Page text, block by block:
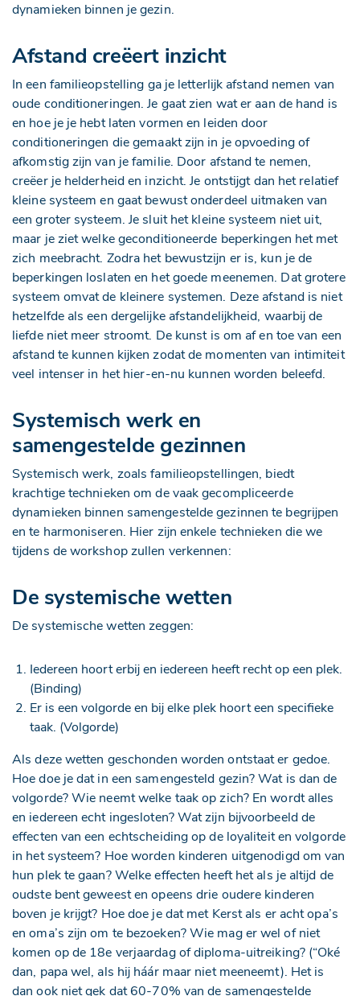
dynamieken binnen je gezin.
Afstand creëert inzicht
In een familieopstelling ga je letterlijk afstand nemen van
oude conditioneringen. Je gaat zien wat er aan de hand is
en hoe je je hebt laten vormen en leiden door
conditioneringen die gemaakt zijn in je opvoeding of
afkomstig zijn van je familie. Door afstand te nemen,
creëer je helderheid en inzicht. Je ontstijgt dan het relatief
kleine systeem en gaat bewust onderdeel uitmaken van
een groter systeem. Je sluit het kleine systeem niet uit,
maar je ziet welke geconditioneerde beperkingen het met
zich meebracht. Zodra het bewustzijn er is, kun je de
beperkingen loslaten en het goede meenemen. Dat grotere
systeem omvat de kleinere systemen. Deze afstand is niet
hetzelfde als een dergelijke afstandelijkheid, waarbij de
liefde niet meer stroomt. De kunst is om af en toe van een
afstand te kunnen kijken zodat de momenten van intimiteit
veel intenser in het hier-en-nu kunnen worden beleefd.
Systemisch werk en
samengestelde gezinnen
Systemisch werk, zoals familieopstellingen, biedt
krachtige technieken om de vaak gecompliceerde
dynamieken binnen samengestelde gezinnen te begrijpen
en te harmoniseren. Hier zijn enkele technieken die we
tijdens de workshop zullen verkennen:
De systemische wetten
De systemische wetten zeggen:
Iedereen hoort erbij en iedereen heeft recht op een plek.
(Binding)
Er is een volgorde en bij elke plek hoort een specifieke
taak. (Volgorde)
Als deze wetten geschonden worden ontstaat er gedoe.
Hoe doe je dat in een samengesteld gezin? Wat is dan de
volgorde? Wie neemt welke taak op zich? En wordt alles
en iedereen echt ingesloten? Wat zijn bijvoorbeeld de
effecten van een echtscheiding op de loyaliteit en volgorde
in het systeem? Hoe worden kinderen uitgenodigd om van
hun plek te gaan? Welke effecten heeft het als je altijd de
oudste bent geweest en opeens drie oudere kinderen
boven je krijgt? Hoe doe je dat met Kerst als er acht opa’s
en oma’s zijn om te bezoeken? Wie mag er wel of niet
komen op de 18e verjaardag of diploma-uitreiking? (“Oké
dan, papa wel, als hij háár maar niet meeneemt). Het is
dan ook niet gek dat 60-70% van de samengestelde